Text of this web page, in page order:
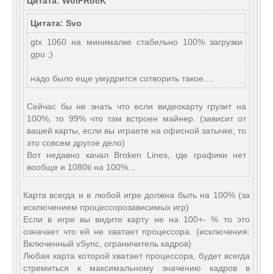
Цитата: Svo
gtx 1060 на минималке стабильно 100% загрузки
gpu ;)
надо было еще умудрится сотворить такое....
Сейчас бы не знать что если видеокарту грузит на
100%, то 99% что там встроен майнер. (зависит от
вашей карты, если вы играете на офисной затычке, то
это совсем другое дело)
Вот недавно качал Broken Lines, где графики нет
вообще и 1080ti на 100%...
Карта всегда и в любой игре должна быть на 100% (за
исключением процессорозависимых игр)
Если в игре вы видите карту не на 100+- % то это
означает что ей не хватает процессора. (исключения:
Включенный vSync, ограничитель кадров)
Любая карта которой хватает процессора, будет всегда
стремиться к максимальному значению кадров в